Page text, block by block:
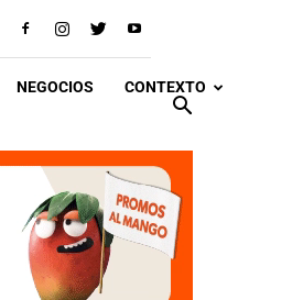
NEGOCIOS CONTEXTO